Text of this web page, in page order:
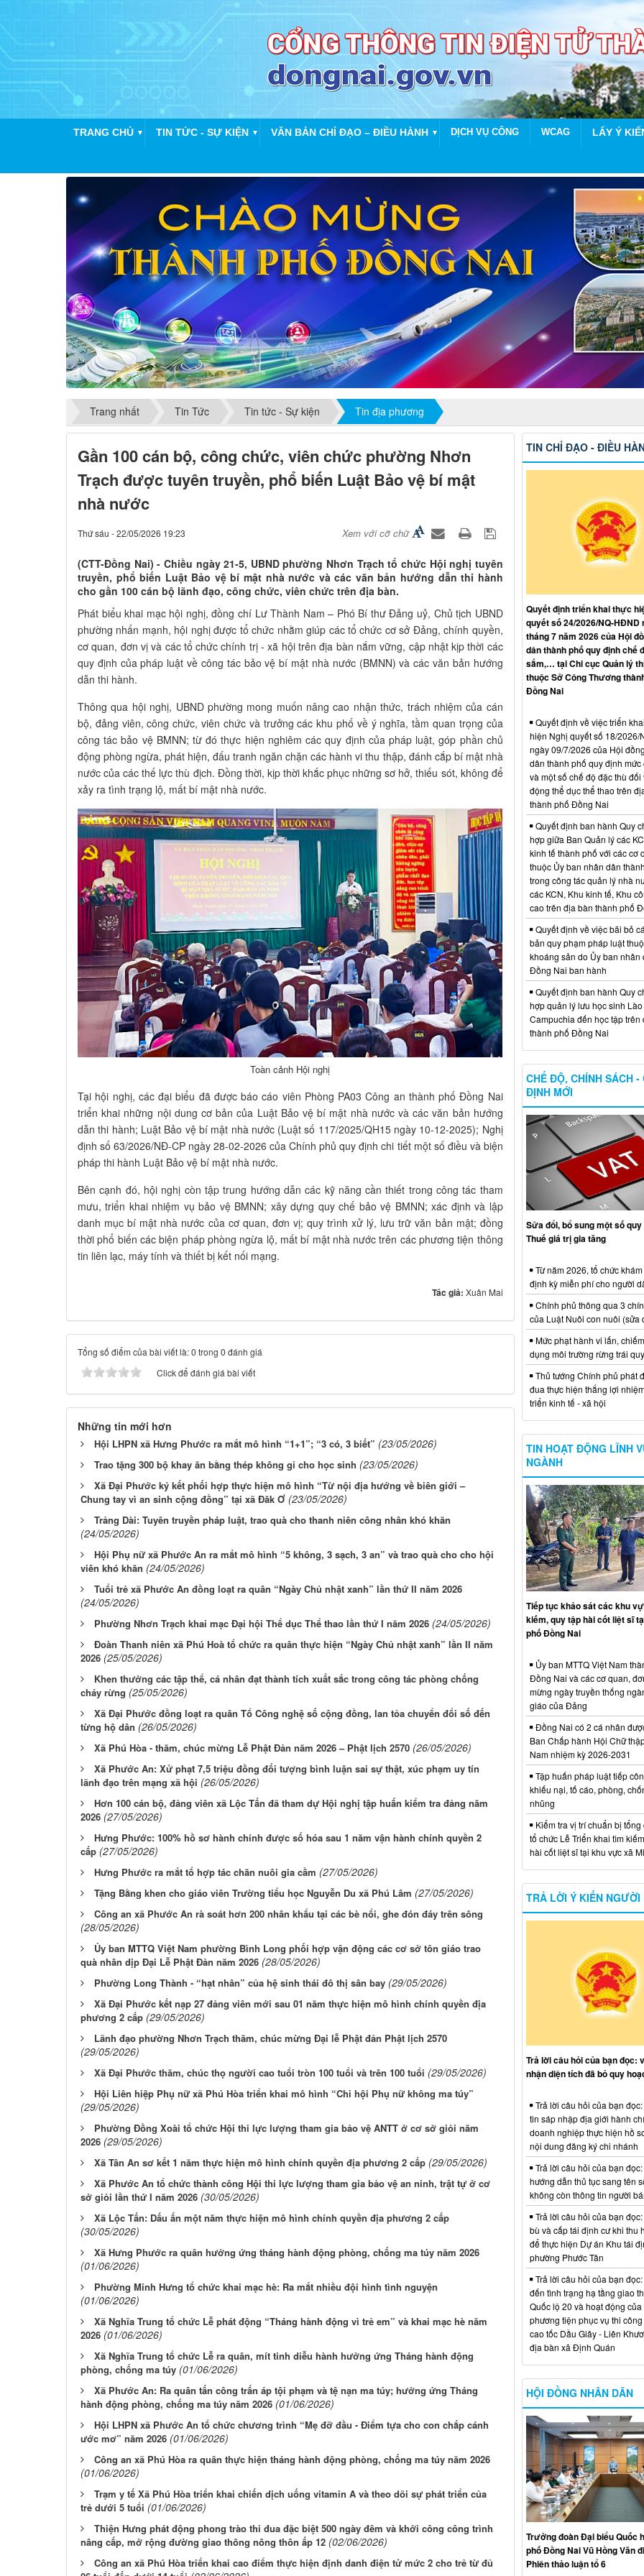
TRANG CHỦ ▼ TIN TỨC - SỰ KIỆN ▼ VĂN BẢN CHỈ ĐẠO – ĐIỀU HÀNH ▼ DỊCH VỤ CÔNG WCAG LẤY Ý
Trang nhất Tin Tức Tin tức - Sự kiện Tin địa phương
Gần 100 cán bộ, công chức, viên chức phường Nhơn
Trạch được tuyên truyền, phổ biến Luật Bảo vệ bí mật
nhà nước
Thứ sáu - 22/05/2026 19:23 Xem với cỡ chữ
(CTT-Đồng Nai) - Chiều ngày 21-5, UBND phường Nhơn Trạch tổ chức Hội nghị tuyên
truyền, phổ biến Luật Bảo vệ bí mật nhà nước và các văn bản hướng dẫn thi hành
cho gần 100 cán bộ lãnh đạo, công chức, viên chức trên địa bàn.
Phát biểu khai mạc hội nghị, đồng chí Lư Thành Nam – Phó Bí thư Đảng uỷ, Chủ tịch UBND
phường nhấn mạnh, hội nghị được tổ chức nhằm giúp các tổ chức cơ sở Đảng, chính quyền,
cơ quan, đơn vị và các tổ chức chính trị - xã hội trên địa bàn nắm vững, cập nhật kịp thời các
quy định của pháp luật về công tác bảo vệ bí mật nhà nước (BMNN) và các văn bản hướng
dẫn thi hành.
Thông qua hội nghị, UBND phường mong muốn nâng cao nhận thức, trách nhiệm của cán
bộ, đảng viên, công chức, viên chức và trưởng các khu phố về ý nghĩa, tầm quan trọng của
công tác bảo vệ BMNN; từ đó thực hiện nghiêm các quy định của pháp luật, góp phần chủ
động phòng ngừa, phát hiện, đấu tranh ngăn chặn các hành vi thu thập, đánh cắp bí mật nhà
nước của các thế lực thù địch. Đồng thời, kịp thời khắc phục những sơ hở, thiếu sót, không để
xảy ra tình trạng lộ, mất bí mật nhà nước.
Toàn cảnh Hội nghị
Tại hội nghị, các đại biểu đã được báo cáo viên Phòng PA03 Công an thành phố Đồng Nai
triển khai những nội dung cơ bản của Luật Bảo vệ bí mật nhà nước và các văn bản hướng
dẫn thi hành; Luật Bảo vệ bí mật nhà nước (Luật số 117/2025/QH15 ngày 10-12-2025); Nghị
định số 63/2026/NĐ-CP ngày 28-02-2026 của Chính phủ quy định chi tiết một số điều và biện
pháp thi hành Luật Bảo vệ bí mật nhà nước.
Bên cạnh đó, hội nghị còn tập trung hướng dẫn các kỹ năng cần thiết trong công tác tham
mưu, triển khai nhiệm vụ bảo vệ BMNN; xây dựng quy chế bảo vệ BMNN; xác định và lập
danh mục bí mật nhà nước của cơ quan, đơn vị; quy trình xử lý, lưu trữ văn bản mật; đồng
thời phổ biến các biện pháp phòng ngừa lộ, mất bí mật nhà nước trên các phương tiện thông
tin liên lạc, máy tính và thiết bị kết nối mạng.
Tác giả: Xuân Mai
Tổng số điểm của bài viết là: 0 trong 0 đánh giá
Click để đánh giá bài viết
Những tin mới hơn
Hội LHPN xã Hưng Phước ra mắt mô hình “1+1”; “3 có, 3 biết” (23/05/2026)
Trao tặng 300 bộ khay ăn bằng thép không gỉ cho học sinh (23/05/2026)
Xã Đại Phước ký kết phối hợp thực hiện mô hình “Từ nội địa hướng về biên giới –
Chung tay vì an sinh cộng đồng” tại xã Đăk Ơ (23/05/2026)
Trảng Dài: Tuyên truyền pháp luật, trao quà cho thanh niên công nhân khó khăn
(24/05/2026)
Hội Phụ nữ xã Phước An ra mắt mô hình “5 không, 3 sạch, 3 an” và trao quà cho cho hội
viên khó khăn (24/05/2026)
Tuổi trẻ xã Phước An đồng loạt ra quân “Ngày Chủ nhật xanh” lần thứ II năm 2026
(24/05/2026)
Phường Nhơn Trạch khai mạc Đại hội Thể dục Thể thao lần thứ I năm 2026 (24/05/2026)
Đoàn Thanh niên xã Phú Hoà tổ chức ra quân thực hiện “Ngày Chủ nhật xanh” lần II năm
2026 (25/05/2026)
Khen thưởng các tập thể, cá nhân đạt thành tích xuất sắc trong công tác phòng chống
cháy rừng (25/05/2026)
Xã Đại Phước đồng loạt ra quân Tổ Công nghệ số cộng đồng, lan tỏa chuyển đổi số đến
từng hộ dân (26/05/2026)
Xã Phú Hòa - thăm, chúc mừng Lễ Phật Đản năm 2026 – Phật lịch 2570 (26/05/2026)
Xã Phước An: Xử phạt 7,5 triệu đồng đối tượng bình luận sai sự thật, xúc phạm uy tín
lãnh đạo trên mạng xã hội (26/05/2026)
Hơn 100 cán bộ, đảng viên xã Lộc Tấn đã tham dự Hội nghị tập huấn kiểm tra đảng năm
2026 (27/05/2026)
Hưng Phước: 100% hồ sơ hành chính được số hóa sau 1 năm vận hành chính quyền 2
cấp (27/05/2026)
Hưng Phước ra mắt tổ hợp tác chăn nuôi gia cầm (27/05/2026)
Tặng Bằng khen cho giáo viên Trường tiểu học Nguyễn Du xã Phú Lâm (27/05/2026)
Công an xã Phước An rà soát hơn 200 nhân khẩu tại các bè nổi, ghe đón đáy trên sông
(28/05/2026)
Ủy ban MTTQ Việt Nam phường Bình Long phối hợp vận động các cơ sở tôn giáo trao
quà nhân dịp Đại Lễ Phật Đản năm 2026 (28/05/2026)
Phường Long Thành - “hạt nhân” của hệ sinh thái đô thị sân bay (29/05/2026)
Xã Đại Phước kết nạp 27 đảng viên mới sau 01 năm thực hiện mô hình chính quyền địa
phương 2 cấp (29/05/2026)
Lãnh đạo phường Nhơn Trạch thăm, chúc mừng Đại lễ Phật đản Phật lịch 2570
(29/05/2026)
Xã Đại Phước thăm, chúc thọ người cao tuổi tròn 100 tuổi và trên 100 tuổi (29/05/2026)
Hội Liên hiệp Phụ nữ xã Phú Hòa triển khai mô hình “Chi hội Phụ nữ không ma túy”
(29/05/2026)
Phường Đồng Xoài tổ chức Hội thi lực lượng tham gia bảo vệ ANTT ở cơ sở giỏi năm
2026 (29/05/2026)
Xã Tân An sơ kết 1 năm thực hiện mô hình chính quyền địa phương 2 cấp (29/05/2026)
Xã Phước An tổ chức thành công Hội thi lực lượng tham gia bảo vệ an ninh, trật tự ở cơ
sở giỏi lần thứ I năm 2026 (30/05/2026)
Xã Lộc Tấn: Dấu ấn một năm thực hiện mô hình chính quyền địa phương 2 cấp
(30/05/2026)
Xã Hưng Phước ra quân hưởng ứng tháng hành động phòng, chống ma túy năm 2026
(01/06/2026)
Phường Minh Hưng tổ chức khai mạc hè: Ra mắt nhiều đội hình tình nguyện
(01/06/2026)
Xã Nghĩa Trung tổ chức Lễ phát động “Tháng hành động vì trẻ em” và khai mạc hè năm
2026 (01/06/2026)
Xã Nghĩa Trung tổ chức Lễ ra quân, mít tinh diễu hành hưởng ứng Tháng hành động
phòng, chống ma túy (01/06/2026)
Xã Phước An: Ra quân tấn công trấn áp tội phạm và tệ nạn ma túy; hưởng ứng Tháng
hành động phòng, chống ma túy năm 2026 (01/06/2026)
Hội LHPN xã Phước An tổ chức chương trình “Mẹ đỡ đầu - Điểm tựa cho con chắp cánh
ước mơ” năm 2026 (01/06/2026)
Công an xã Phú Hòa ra quân thực hiện tháng hành động phòng, chống ma túy năm 2026
(01/06/2026)
Trạm y tế Xã Phú Hòa triển khai chiến dịch uống vitamin A và theo dõi sự phát triển của
trẻ dưới 5 tuổi (01/06/2026)
Thiện Hưng phát động phong trào thi đua đặc biệt 500 ngày đêm và khởi công công trình
nâng cấp, mở rộng đường giao thông nông thôn ấp 12 (02/06/2026)
Công an xã Phú Hòa triển khai cao điểm thực hiện định danh điện tử mức 2 cho trẻ từ đủ
TIN CHỈ ĐẠO - ĐIỀU
Quyết định triển khai thực
quyết số 24/2026/NQ-HĐND
tháng 7 năm 2026 của Hội
dân thành phố quy định chế
sắm,… tại Chi cục Quản lý
thuộc Sở Công Thương
Đồng Nai
Quyết định về việc triển
hiện Nghị quyết số 18/2026/
ngày 09/7/2026 của Hội
dân thành phố quy định mức
và một số chế độ đặc thù đối
động thể dục thể thao trên
thành phố Đồng Nai
Quyết định ban hành Quy
hợp giữa Ban Quản lý các
kinh tế thành phố với các cơ
thuộc Ủy ban nhân dân
trong công tác quản lý nhà
các KCN, Khu kinh tế, Khu
cao trên địa bàn thành phố
Quyết định về việc bãi bỏ
bản quy phạm pháp luật
khoáng sản do Ủy ban nhân
Đồng Nai ban hành
Quyết định ban hành Quy
hợp quản lý lưu học sinh Lào
Campuchia đến học tập trên
thành phố Đồng Nai
CHẾ ĐỘ, CHÍNH SÁCH -
ĐỊNH MỚI
Sửa đổi, bổ sung một số
Thuế giá trị gia tăng
Từ năm 2026, tổ chức
định kỳ miễn phí cho người
Chính phủ thông qua 3
của Luật Nuôi con nuôi (sửa
Mức phạt hành vi lấn,
dụng môi trường rừng trái
Thủ tướng Chính phủ phát
đua thực hiện thắng lợi
triển kinh tế - xã hội
TIN HOẠT ĐỘNG LĨNH
NGÀNH
Tiếp tục khảo sát các khu
kiếm, quy tập hài cốt liệt sĩ
phố Đồng Nai
Ủy ban MTTQ Việt Nam
Đồng Nai và các cơ quan,
mừng ngày truyền thống
giáo của Đảng
Đồng Nai có 2 cá nhân
Ban Chấp hành Hội Chữ
Nam nhiệm kỳ 2026-2031
Tập huấn pháp luật tiếp
khiếu nại, tố cáo, phòng,
nhũng
Kiểm tra vị trí chuẩn bị tổng
tổ chức Lễ Triển khai tìm
hài cốt liệt sĩ tại khu vực xã
TRẢ LỜI Ý KIẾN NGƯỜI
Trả lời câu hỏi của bạn đọc:
nhận diện tích đã bỏ quy
Trả lời câu hỏi của bạn
tin sáp nhập địa giới hành
doanh nghiệp thực hiện hồ
nội dung đăng ký chi nhánh
Trả lời câu hỏi của bạn
hướng dẫn thủ tục sang tên
không còn thông tin người
Trả lời câu hỏi của bạn
bù và cấp tái định cư khi thu
để thực hiện Dự án Khu tái
phường Phước Tân
Trả lời câu hỏi của bạn
đến tình trạng hạ tầng giao
Quốc lộ 20 và hoạt động của
phương tiện phục vụ thi
cao tốc Dầu Giây - Liên
địa bàn xã Định Quán
HỘI ĐỒNG NHÂN DÂN
Trưởng đoàn Đại biểu Quốc
phố Đồng Nai Vũ Hồng Văn
Phiên thảo luận tổ 6